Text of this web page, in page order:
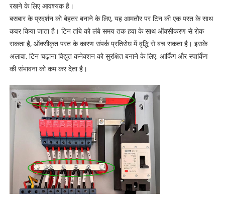
रखने के लिए आवश्यक है।
बसबार के प्रदर्शन को बेहतर बनाने के लिए, यह आमतौर पर टिन की एक परत के साथ
कवर किया जाता है। टिन तांबे को लंबे समय तक हवा के साथ ऑक्सीकरण से रोक
सकता है, ऑक्सीकृत परत के कारण संपर्क प्रतिरोध में वृद्धि से बच सकता है। इसके
अलावा, टिन चढ़ाना विद्युत कनेक्शन को सुरक्षित बनाने के लिए, आर्किंग और स्पार्किंग
की संभावना को कम कर देता है।